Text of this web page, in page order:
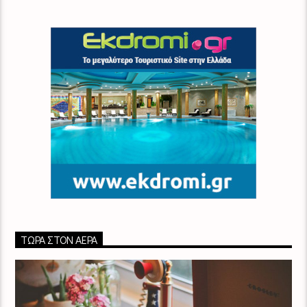
ΤΏΡΑ ΣΤΟΝ ΑΈΡΑ